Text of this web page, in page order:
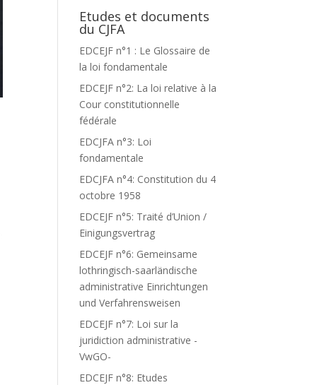
Etudes et documents
du CJFA
EDCEJF n°1 : Le Glossaire de
la loi fondamentale
EDCEJF n°2: La loi relative à la
Cour constitutionnelle
fédérale
EDCJFA n°3: Loi
fondamentale
EDCJFA n°4: Constitution du 4
octobre 1958
EDCEJF n°5: Traité d’Union /
Einigungsvertrag
EDCEJF n°6: Gemeinsame
lothringisch-saarländische
administrative Einrichtungen
und Verfahrensweisen
EDCEJF n°7: Loi sur la
juridiction administrative -
VwGO-
EDCEJF n°8: Etudes